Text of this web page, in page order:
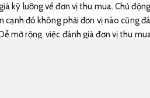
kỹ lưỡng về đơn vị thu mua.Chủ
cạnh đó không phải đơn vị nào cũng
mở rộng. việc đánh giá đơn vị thu